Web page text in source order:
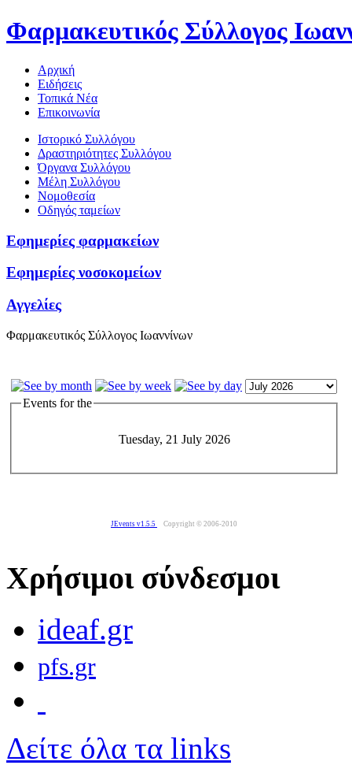
Φαρμακευτικός Σύλλογος
Αρχική
Ειδήσεις
Τοπικά Νέα
Επικοινωνία
Ιστορικό Συλλόγου
Δραστηριότητες Συλλόγου
Όργανα Συλλόγου
Μέλη Συλλόγου
Νομοθεσία
Οδηγός ταμείων
Εφημερίες φαρμακείων
Εφημερίες νοσοκομείων
Αγγελίες
Φαρμακευτικός Σύλλογος Ιωαννίνων
Events for the
Tuesday, 21 July 2026
JEvents v1.5.5 Copyright © 2006-2010
Χρήσιμοι σύνδεσμοι
ideaf.gr
pfs.gr
Δείτε όλα τα links